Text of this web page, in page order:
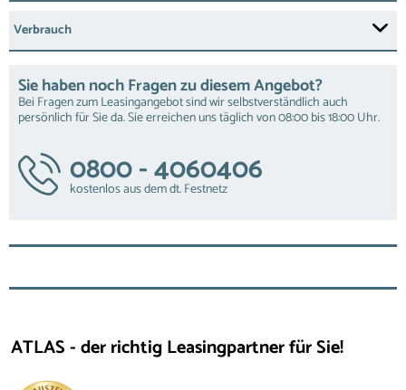
Verbrauch
Sie haben noch Fragen zu diesem Angebot?
Bei Fragen zum Leasingangebot sind wir selbstverständlich auch
persönlich für Sie da. Sie erreichen uns täglich von 08:00 bis 18:00 Uhr.
0800 - 4060406
kostenlos aus dem dt. Festnetz
ATLAS - der richtig Leasingpartner für Sie!